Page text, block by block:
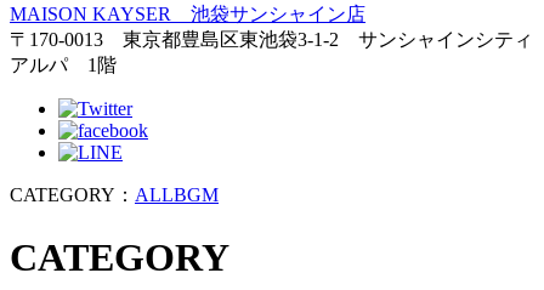
MAISON KAYSER 池袋サンシャイン店
〒170-0013 東京都豊島区東池袋3-1-2 サンシャインシティ
アルパ 1階
CATEGORY： ALLBGM
CATEGORY